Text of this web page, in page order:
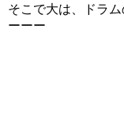
そこで大は、ドラ
ーーー